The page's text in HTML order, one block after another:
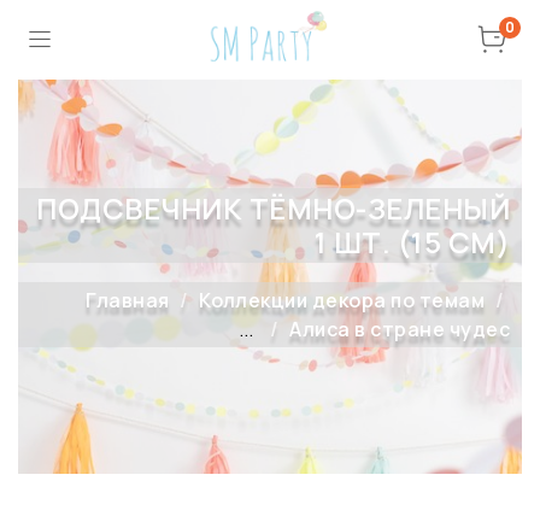
0
ПОДСВЕЧНИК ТЁМНО-ЗЕЛЕНЫЙ
1 ШТ. (15 СМ)
Главная
Коллекции декора по темам
...
Алиса в стране чудес